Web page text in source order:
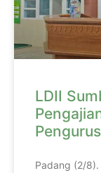
LDII
Padang (2/8).